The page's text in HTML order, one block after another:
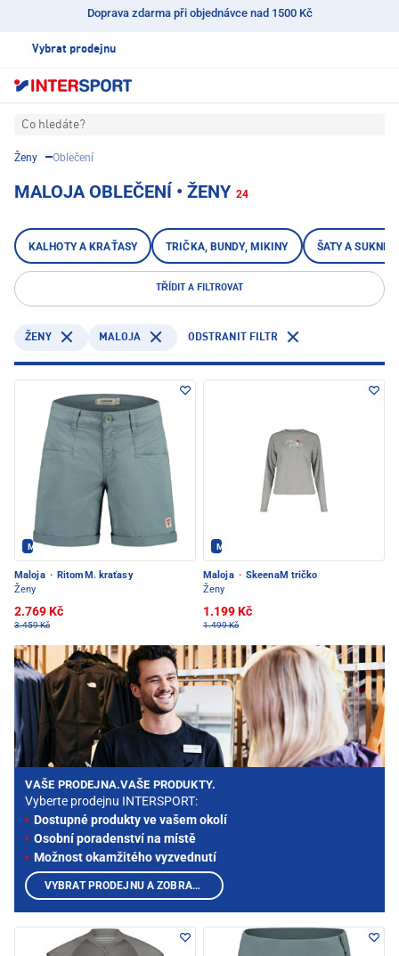
Doprava zdarma při objednávce nad 1500 Kč
Vybrat prodejnu
Co hledáte?
Ženy Oblečení
MALOJA OBLEČENÍ • ŽENY 24
KALHOTY A KRAŤASY TRIČKA, BUNDY, MIKINY ŠATY A SUKNĚ
TŘÍDIT A FILTROVAT
ŽENY MALOJA ODSTRANIT FILTR
Maloja - PEC POD SNĚŽKOU
Maloja · RitomM. kraťasy
Ženy
2.769 Kč
3.459 Kč
Maloja - PEC POD SNĚŽKOU
Maloja · SkeenaM tričko
Ženy
1.199 Kč
1.499 Kč
VAŠE PRODEJNA.VAŠE PRODUKTY.
Vyberte prodejnu INTERSPORT:
Dostupné produkty ve vašem okolí
Osobní poradenství na místě
Možnost okamžitého vyzvednutí
VYBRAT PRODEJNU A ZOBRAZIT PRODUKTY